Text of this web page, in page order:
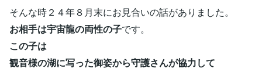
そんな時２４年８月末にお見合いの話がありました。
お相手は宇宙龍の両性の子です。
この子は
観音様の湖に写った御姿から守護さんが協力して